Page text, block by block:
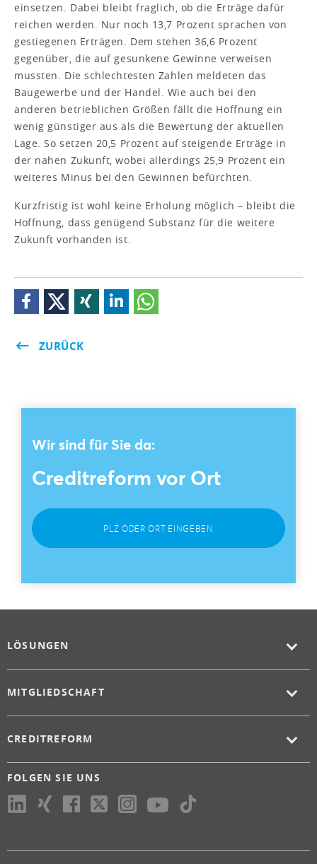
einsetzen. Dabei bleibt fraglich, ob die Erträge dafür
reichen werden. Nur noch 13,7 Prozent sprachen von
gestiegenen Erträgen. Dem stehen 36,6 Prozent
gegenüber, die auf gesunkene Gewinne verweisen
mussten. Die schlechtesten Zahlen meldeten das
Baugewerbe und der Handel. Wie auch bei den
anderen betrieblichen Größen fällt die Hoffnung ein
wenig günstiger aus als die Bewertung der aktuellen
Lage. So setzen 20,5 Prozent auf steigende Erträge in
der nahen Zukunft, wobei allerdings 25,9 Prozent ein
weiteres Minus bei den Gewinnen befürchten.
Kurzfristig ist wohl keine Erholung möglich – bleibt die
Hoffnung, dass genügend Substanz für die weitere
Zukunft vorhanden ist.
ZURÜCK
Wir sind für Sie da:
Creditreform vor Ort
PLZ ODER ORT EINGEBEN
LÖSUNGEN
MITGLIEDSCHAFT
CREDITREFORM
FOLGEN SIE UNS